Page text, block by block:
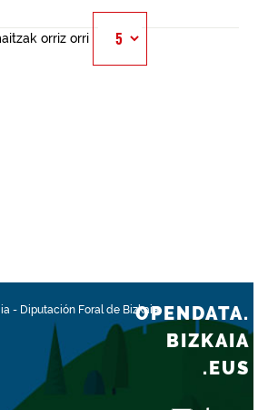
orriz orri
- Diputación Foral de BizkaiaOPENDATA.
BIZKAIA
.EUS